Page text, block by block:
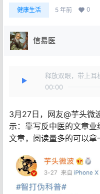
健康生活 5 年前 0
信易医
释放双眼，带上耳
00:00
3月27日，网友@芋头微
示：靠写反中医的文章
文章，阅读量多的可以拿